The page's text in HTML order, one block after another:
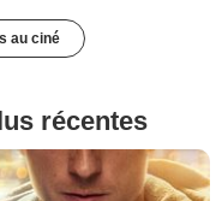
au ciné
récentes